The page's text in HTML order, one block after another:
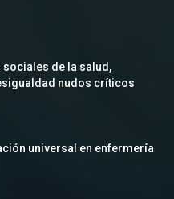
sociales de la salud,
nudos críticos
universal en enfermería